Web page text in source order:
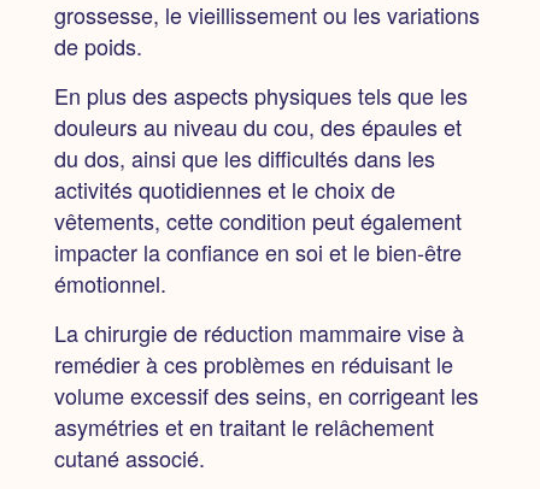
grossesse, le vieillissement ou les variations
de poids.
En plus des aspects physiques tels que les
douleurs au niveau du cou, des épaules et
du dos, ainsi que les difficultés dans les
activités quotidiennes et le choix de
vêtements, cette condition peut également
impacter la confiance en soi et le bien-être
émotionnel.
La chirurgie de réduction mammaire vise à
remédier à ces problèmes en réduisant le
volume excessif des seins, en corrigeant les
asymétries et en traitant le relâchement
cutané associé.